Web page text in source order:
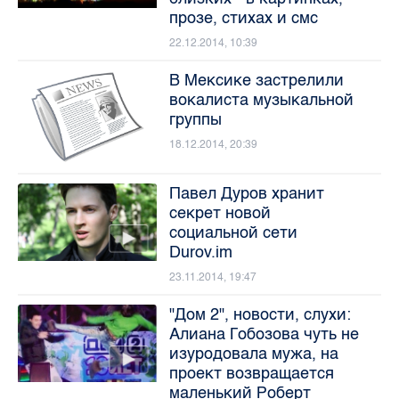
прозе, стихах и смс
22.12.2014, 10:39
В Мексике застрелили
вокалиста музыкальной
группы
18.12.2014, 20:39
Павел Дуров хранит
секрет новой
социальной сети
Durov.im
23.11.2014, 19:47
"Дом 2", новости, слухи:
Алиана Гобозова чуть не
изуродовала мужа, на
проект возвращается
маленький Роберт